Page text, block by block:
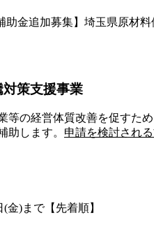
助金追加募集】埼玉県原材
対策支援事業
の経営体質改善を促すた
助します。 申請を検討され
)まで【先着順】